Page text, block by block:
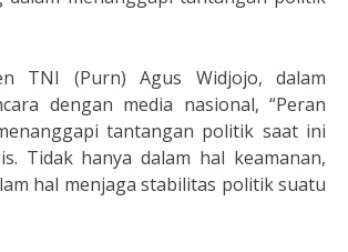
TNI (Purn) Agus Widjojo, dalam
dengan media nasional, “Peran
tantangan politik saat ini
Tidak hanya dalam hal keamanan,
hal menjaga stabilitas politik suatu